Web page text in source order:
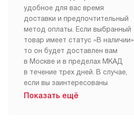
удобное для вас время
доставки и предпочтительный
метод оплаты. Если выбранный
товар имеет статус «В наличии»,
то он будет доставлен вам
в Москве и в пределах МКАД
в течение трех дней. В случае,
если вы заинтересованы
в товаре, который доступен
Показать ещё